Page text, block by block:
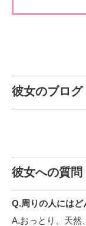
彼女のブログ
彼女への質問
Q.周りの人には
A.おっとり、天然